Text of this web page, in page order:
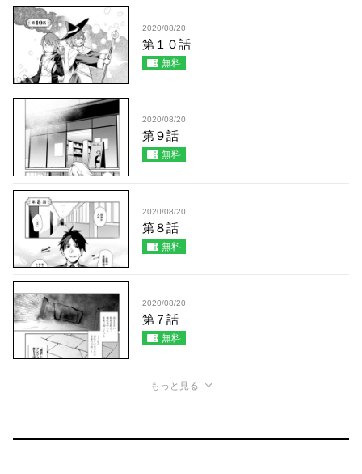
2020/08/20
第１０話
無料
2020/08/20
第９話
無料
2020/08/20
第８話
無料
2020/08/20
第７話
無料
もっと見る